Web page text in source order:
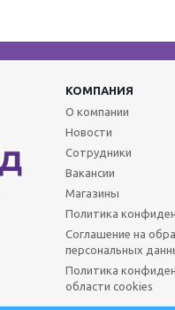
КОМПАНИЯ
О компании
Новости
Сотрудники
Вакансии
Магазины
Политика
Соглашение на
персональных
Политика
области cookies